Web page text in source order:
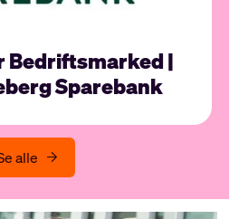
Bedriftsmarked |
Sparebank
alle